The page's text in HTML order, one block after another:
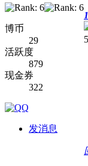
博币
29
活跃度
879
现金券
322
发消息